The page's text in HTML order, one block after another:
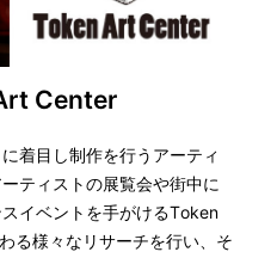
Center
着目し制作を行うアーティ
ティストの展覧会や街中に
イベントを手がけるToken
る様々なリサーチを行い、そ